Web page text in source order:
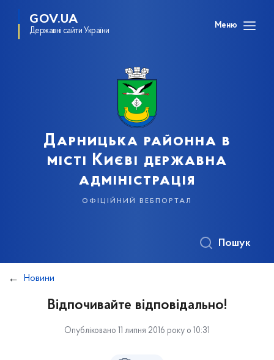
GOV.UA
Державні сайти України
Меню
Дарницька районна в
місті Києві державна
адміністрація
офіційний вебпортал
Пошук
Новини
Відпочивайте відповідально!
Опубліковано 11 липня 2016 року о 10:31